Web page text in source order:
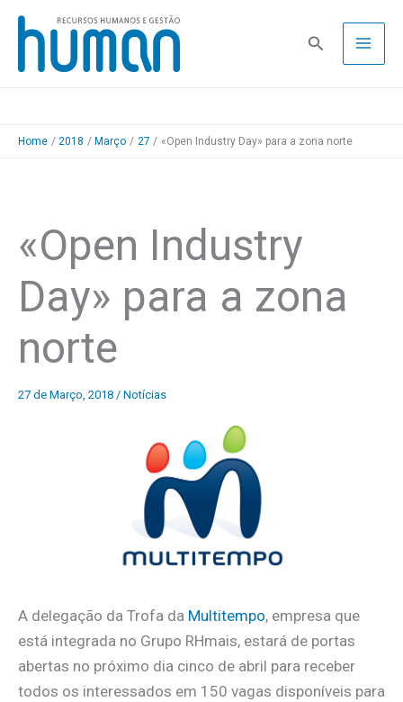
Skip
content
Pesquisa
Home 2018 Março 27 «Open Industry Day» para a zona norte
«Open Industry
Day» para a zona
norte
27 de Março, 2018 / Notícias
A delegação da Trofa da Multitempo, empresa que
está integrada no Grupo RHmais, estará de portas
abertas no próximo dia cinco de abril para receber
todos os interessados em 150 vagas disponíveis para